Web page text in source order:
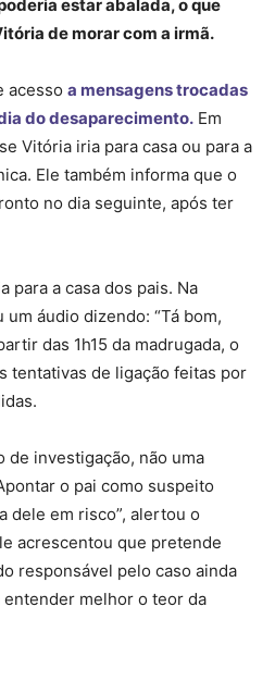
estar abalada, o que
de morar com a irmã.
acesso a mensagens trocadas
do desaparecimento. Em
Vitória iria para casa ou para a
Ele também informa que o
no dia seguinte, após ter
para a casa dos pais. Na
áudio dizendo: “Tá bom,
das 1h15 da madrugada, o
tentativas de ligação feitas por
de investigação, não uma
o pai como suspeito
dele em risco”, alertou o
acrescentou que pretende
responsável pelo caso ainda
melhor o teor da